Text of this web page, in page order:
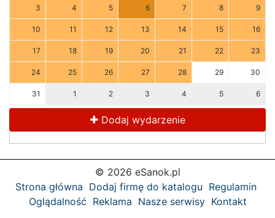
3 4 5 6 7 8 9
10 11 12 13 14 15 16
17 18 19 20 21 22 23
24 25 26 27 28 29 30
31 1 2 3 4 5 6
Dodaj wydarzenie
© 2026 eSanok.pl
Strona główna Dodaj firmę do katalogu Regulamin
Oglądalność Reklama Nasze serwisy Kontakt